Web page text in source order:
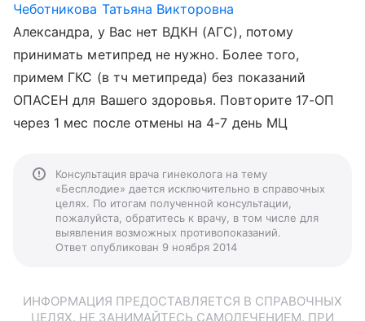
Чеботникова Татьяна Викторовна
Александра, у Вас нет ВДКН (АГС), потому
принимать метипред не нужно. Более того,
примем ГКС (в тч метипреда) без показаний
ОПАСЕН для Вашего здоровья. Повторите 17-ОП
через 1 мес после отмены на 4-7 день МЦ
Консультация врача гинеколога на тему
«Бесплодие» дается исключительно в справочных
целях. По итогам полученной консультации,
пожалуйста, обратитесь к врачу, в том числе для
выявления возможных противопоказаний.
Ответ опубликован 9 ноября 2014
ИНФОРМАЦИЯ ПРЕДОСТАВЛЯЕТСЯ В СПРАВОЧНЫХ
ЦЕЛЯХ. НЕ ЗАНИМАЙТЕСЬ САМОЛЕЧЕНИЕМ. ПРИ